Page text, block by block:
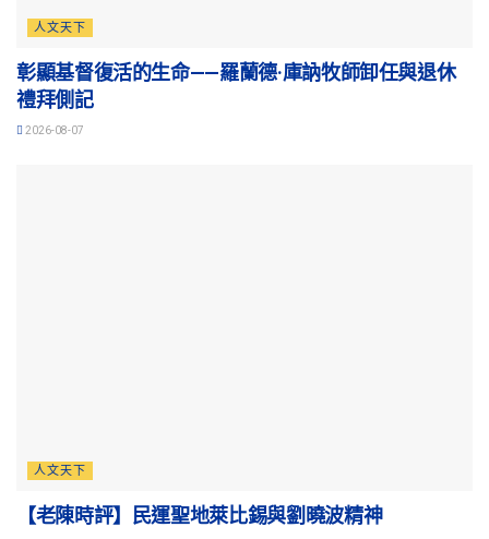
人文天下
彰顯基督復活的生命——羅蘭德·庫訥牧師卸任與退休
禮拜側記
2026-08-07
人文天下
【老陳時評】民運聖地萊比錫與劉曉波精神